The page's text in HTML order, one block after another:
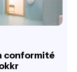
conformité